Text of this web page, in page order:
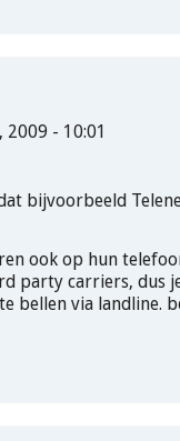
2009 - 10:01
bijvoorbeeld
ook op hun
party carriers, dus
bellen via landline.